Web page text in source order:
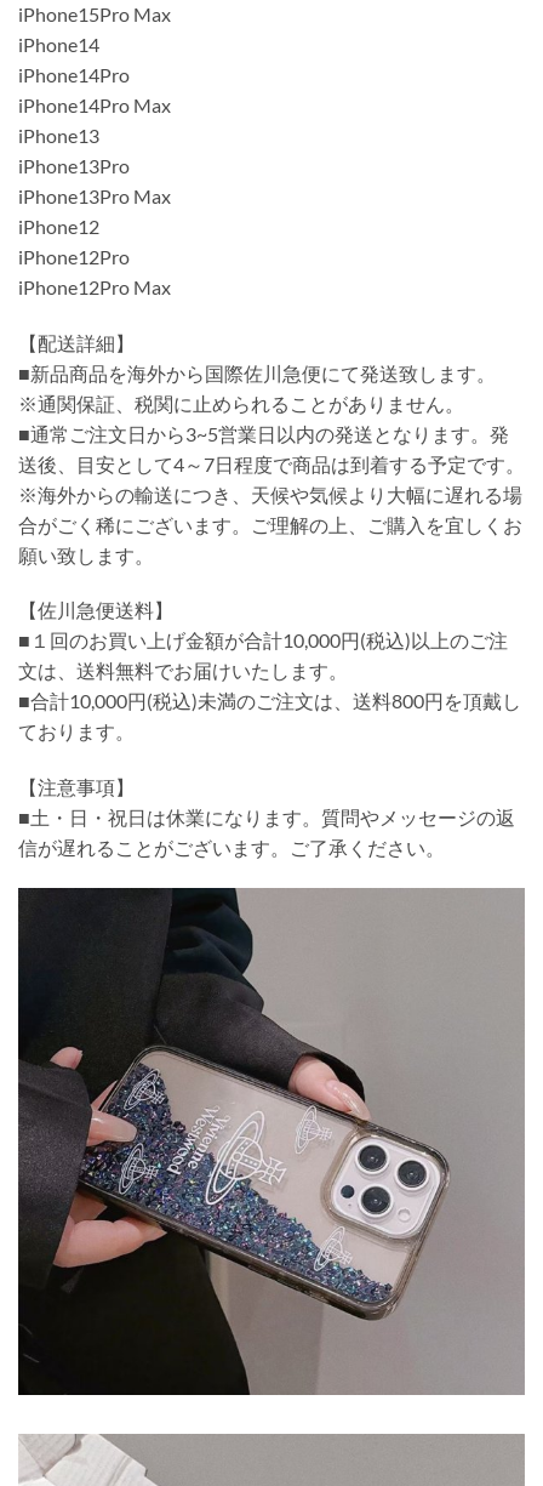
iPhone15Pro Max
iPhone14
iPhone14Pro
iPhone14Pro Max
iPhone13
iPhone13Pro
iPhone13Pro Max
iPhone12
iPhone12Pro
iPhone12Pro Max
【配送詳細】
■新品商品を海外から国際佐川急便にて発送致します。
※通関保証、税関に止められることがありません。
■通常ご注文日から3~5営業日以内の発送となります。発
送後、目安として4～7日程度で商品は到着する予定です。
※海外からの輸送につき、天候や気候より大幅に遅れる場
合がごく稀にございます。ご理解の上、ご購入を宜しくお
願い致します。
【佐川急便送料】
■１回のお買い上げ金額が合計10,000円(税込)以上のご注
文は、送料無料でお届けいたします。
■合計10,000円(税込)未満のご注文は、送料800円を頂戴し
ております。
【注意事項】
■土・日・祝日は休業になります。質問やメッセージの返
信が遅れることがございます。ご了承ください。